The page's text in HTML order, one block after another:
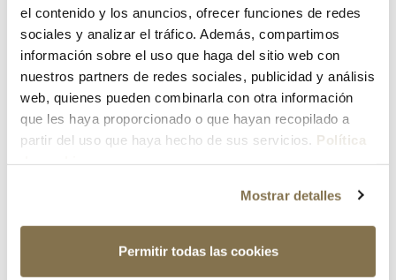
el contenido y los anuncios, ofrecer funciones de redes
sociales y analizar el tráfico. Además, compartimos
información sobre el uso que haga del sitio web con
nuestros partners de redes sociales, publicidad y análisis
web, quienes pueden combinarla con otra información
que les haya proporcionado o que hayan recopilado a
partir del uso que haya hecho de sus servicios. Política
Mostrar detalles
Permitir todas las cookies
¿Has olvidado tu contraseña?